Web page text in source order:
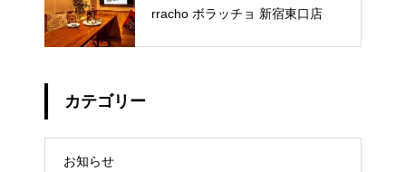
rracho ボラッチョ 新宿東口店
カテゴリー
お知らせ